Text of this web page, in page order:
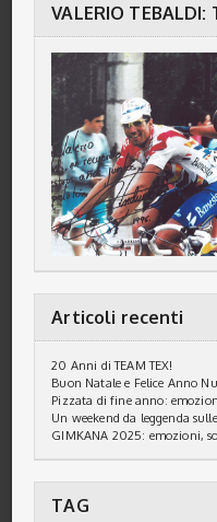
VALERIO
Articoli recenti
20 Anni di TEAM TEX!
Buon Natale e Felice Anno
Pizzata di fine anno:
Un weekend da leggenda
GIMKANA 2025: emozioni,
TAG